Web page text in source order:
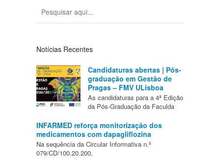
Notícias Recentes
Candidaturas abertas | Pós-
graduação em Gestão de
Pragas – FMV ULisboa
As candidaturas para a 4ª Edição
da Pós-Graduação da Faculda
INFARMED reforça monitorização dos
medicamentos com dapagliflozina
Na sequência da Circular Informativa n.º
079/CD/100.20.200,